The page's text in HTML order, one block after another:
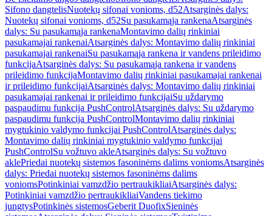
Sifono dangtelisNuotekų sifonai vonioms, d52Atsarginės dalys:
Nuotekų sifonai vonioms, d52Su pasukamąja rankenaAtsarginės
dalys: Su pasukamąja rankenaMontavimo dalių rinkiniai
pasukamajai rankenaiAtsarginės dalys: Montavimo dalių rinkiniai
pasukamajai rankenaiSu pasukamąja rankena ir vandens prileidimo
funkcijaAtsarginės dalys: Su pasukamąja rankena ir vandens
prileidimo funkcijaMontavimo dalių rinkiniai pasukamajai rankenai
ir prileidimo funkcijaiAtsarginės dalys: Montavimo dalių rinkiniai
pasukamajai rankenai ir prileidimo funkcijaiSu uždarymo
paspaudimu funkcija PushControlAtsarginės dalys: Su uždarymo
paspaudimu funkcija PushControlMontavimo dalių rinkiniai
mygtukinio valdymo funkcijai PushControlAtsarginės dalys:
Montavimo dalių rinkiniai mygtukinio valdymo funkcijai
PushControlSu vožtuvo akleAtsarginės dalys: Su vožtuvo
aklePriedai nuotekų sistemos fasoninėms dalims voniomsAtsarginės
dalys: Priedai nuotekų sistemos fasoninėms dalims
voniomsPotinkiniai vamzdžio pertraukikliaiAtsarginės dalys:
Potinkiniai vamzdžio pertraukikliaiVandens tiekimo
jungtysPotinkinės sistemosGeberit DuofixSieninės